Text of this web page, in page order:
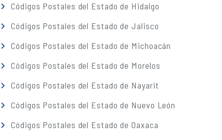
Códigos Postales del Estado de Hidalgo
Códigos Postales del Estado de Jalisco
Códigos Postales del Estado de Michoacán
Códigos Postales del Estado de Morelos
Códigos Postales del Estado de Nayarit
Códigos Postales del Estado de Nuevo León
Códigos Postales del Estado de Oaxaca